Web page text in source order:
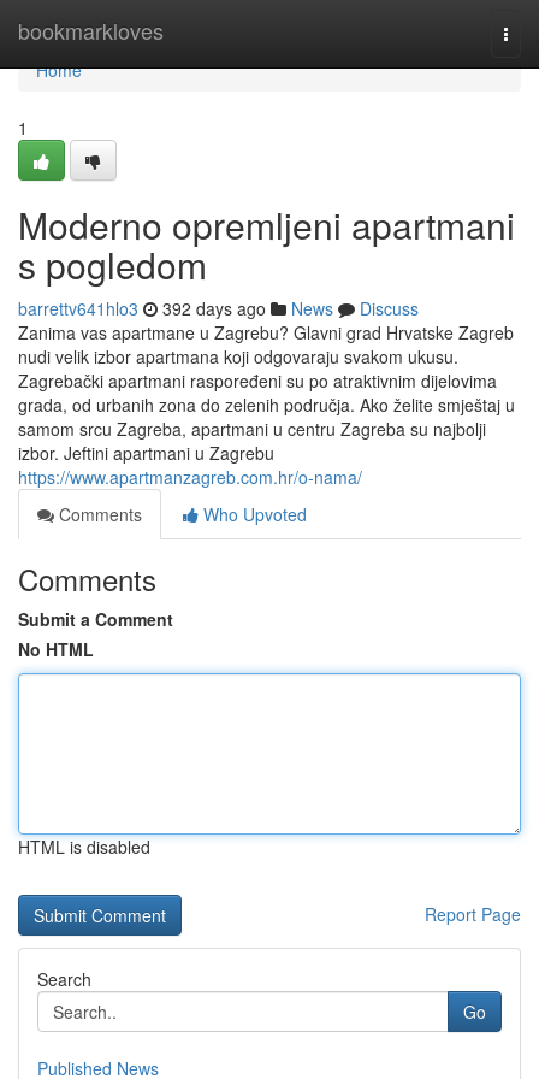
bookmarkloves
Home
Home
1
Moderno opremljeni apartmani
s pogledom
barrettv641hlo3 392 days ago News
Discuss
Zanima vas apartmane u Zagrebu? Glavni grad Hrvatske Zagreb
nudi velik izbor apartmana koji odgovaraju svakom ukusu.
Zagrebački apartmani raspoređeni su po atraktivnim dijelovima
grada, od urbanih zona do zelenih područja. Ako želite smještaj u
samom srcu Zagreba, apartmani u centru Zagreba su najbolji
izbor. Jeftini apartmani u Zagrebu
https://www.apartmanzagreb.com.hr/o-nama/
Comments
Who Upvoted
Comments
Submit a Comment
No HTML
HTML is disabled
Report Page
Search
Go
Published News